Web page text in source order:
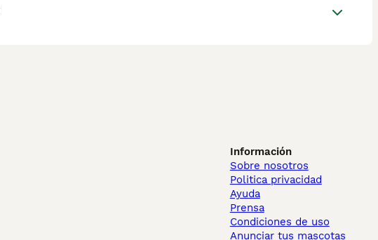
Información
Sobre nosotros
Politica privacidad
Ayuda
Prensa
Condiciones de uso
Anunciar tus mascotas